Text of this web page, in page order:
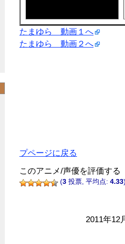
たまゆら 動画１へ
たまゆら 動画２へ
プページに戻る
このアニメ/声優を評価する
(3 投票, 平均点: 4.33
2011年12